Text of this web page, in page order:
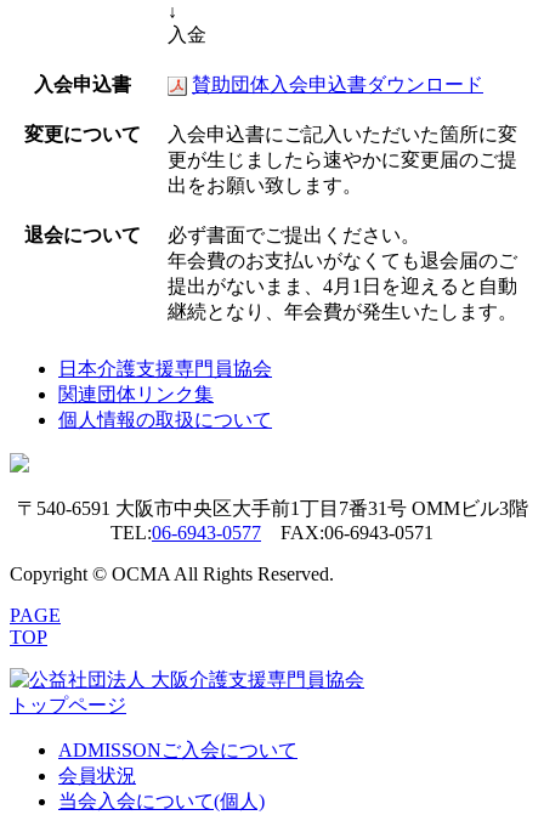
↓
入金
入会申込書 賛助団体入会申込書ダウンロード
変更について
入会申込書にご記入いただいた箇所に変
更が生じましたら速やかに変更届のご提
出をお願い致します。
退会について
必ず書面でご提出ください。
年会費のお支払いがなくても退会届のご
提出がないまま、4月1日を迎えると自動
継続となり、年会費が発生いたします。
日本介護支援専門員協会
関連団体リンク集
個人情報の取扱について
〒540-6591 大阪市中央区大手前1丁目7番31号 OMMビル3階
TEL:06-6943-0577 FAX:06-6943-0571
Copyright © OCMA All Rights Reserved.
PAGE
TOP
トップページ
ADMISSONご入会について
会員状況
当会入会について(個人)